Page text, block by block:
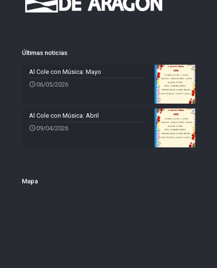
Últimas noticias
Al Cole con Música: Mayo
06/05/2026
Al Cole con Música: Abril
09/04/2026
Mapa